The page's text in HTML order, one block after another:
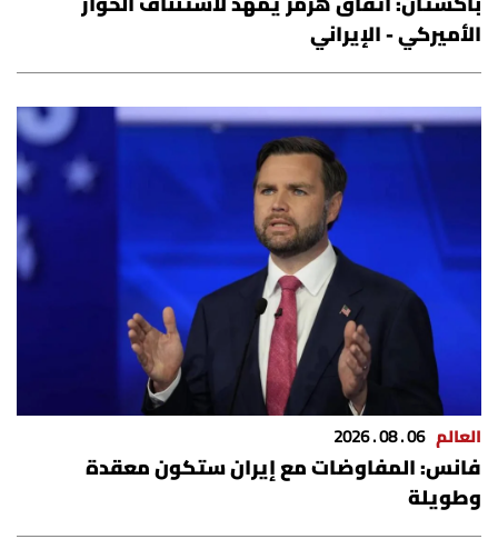
الرياضة
منوّعات
حظّك اليوم
للتاريخ
فيديو
من نحن
للتواصل معنا
شروط الاستخدام
شروط الإشتراك
الأميركي - الإيراني
العالم 06 . 08 . 2026
فانس: المفاوضات مع إيران ستكون معقدة
وطويلة